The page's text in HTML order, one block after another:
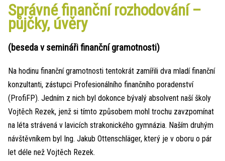
Správné finanční rozhodování –
půjčky, úvěry
(beseda v semináři finanční gramotnosti)
Na hodinu finanční gramotnosti tentokrát zamířili dva mladí finanční
konzultanti, zástupci Profesionálního finančního poradenství
(ProfiFP). Jedním z nich byl dokonce bývalý absolvent naší školy
Vojtěch Rezek, jenž si tímto způsobem mohl trochu zavzpomínat
na léta strávená v lavicích strakonického gymnázia. Naším druhým
návštěvníkem byl Ing. Jakub Ottenschläger, který je v oboru o pár
let déle než Vojtěch Rezek.